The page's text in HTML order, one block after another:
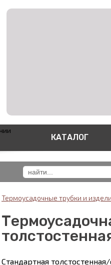
КАТАЛОГ
Термоусадочные трубки и
Стандартная